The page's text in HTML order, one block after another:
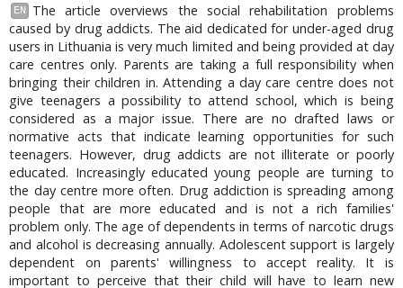
EN
The article overviews the social rehabilitation problems
caused by drug addicts. The aid dedicated for under-aged drug
users in Lithuania is very much limited and being provided at day
care centres only. Parents are taking a full responsibility when
bringing their children in. Attending a day care centre does not
give teenagers a possibility to attend school, which is being
considered as a major issue. There are no drafted laws or
normative acts that indicate learning opportunities for such
teenagers. However, drug addicts are not illiterate or poorly
educated. Increasingly educated young people are turning to
the day centre more often. Drug addiction is spreading among
people that are more educated and is not a rich families'
problem only. The age of dependents in terms of narcotic drugs
and alcohol is decreasing annually. Adolescent support is largely
dependent on parents' willingness to accept reality. It is
important to perceive that their child will have to learn new